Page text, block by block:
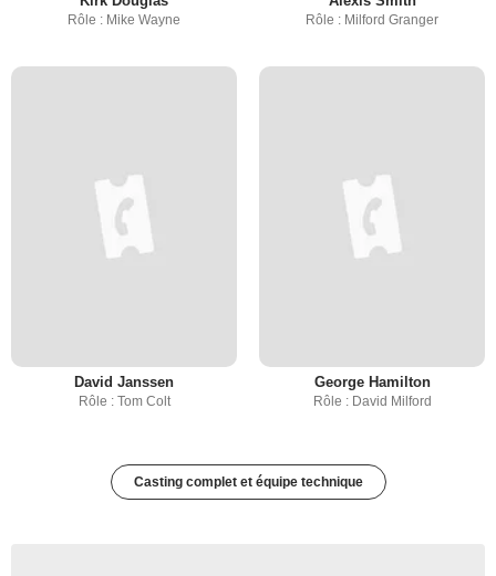
Rôle : Mike Wayne Rôle : Milford Granger
David Janssen
Rôle : Tom Colt
George Hamilton
Rôle : David Milford
Casting complet et équipe technique